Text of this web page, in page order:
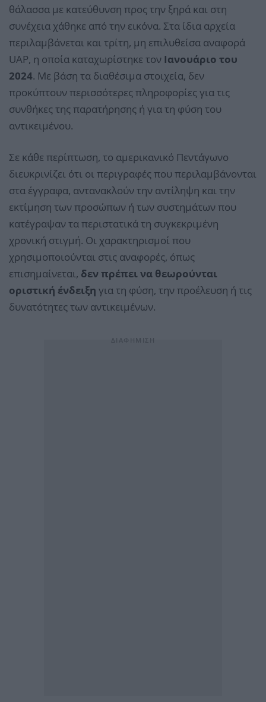
θάλασσα με κατεύθυνση προς την ξηρά και στη
συνέχεια χάθηκε από την εικόνα. Στα ίδια αρχεία
περιλαμβάνεται και τρίτη, μη επιλυθείσα αναφορά
UAP, η οποία καταχωρίστηκε τον Ιανουάριο του
2024. Με βάση τα διαθέσιμα στοιχεία, δεν
προκύπτουν περισσότερες πληροφορίες για τις
συνθήκες της παρατήρησης ή για τη φύση του
αντικειμένου.
Σε κάθε περίπτωση, το αμερικανικό Πεντάγωνο
διευκρινίζει ότι οι περιγραφές που περιλαμβάνονται
στα έγγραφα, αντανακλούν την αντίληψη και την
εκτίμηση των προσώπων ή των συστημάτων που
κατέγραψαν τα περιστατικά τη συγκεκριμένη
χρονική στιγμή. Οι χαρακτηρισμοί που
χρησιμοποιούνται στις αναφορές, όπως
επισημαίνεται, δεν πρέπει να θεωρούνται
οριστική ένδειξη για τη φύση, την προέλευση ή τις
δυνατότητες των αντικειμένων.